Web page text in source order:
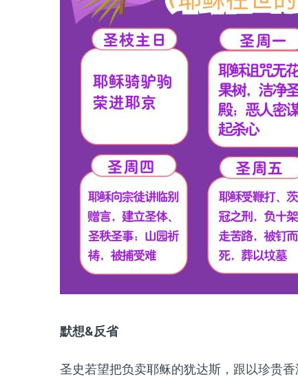
默想&反省
圣史若望把负卖耶稣的犹达斯，跟以珍贵